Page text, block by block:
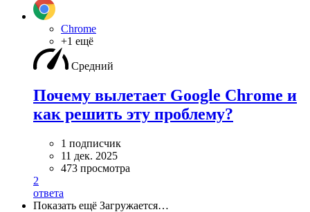
Chrome
+1 ещё
Средний
Почему вылетает Google Chrome и
как решить эту проблему?
1 подписчик
11 дек. 2025
473 просмотра
2
ответа
Показать ещё Загружается…